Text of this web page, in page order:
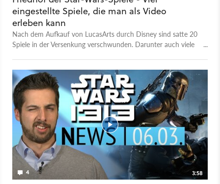
eingestellte Spiele, die man als Video
erleben kann
Nach dem Aufkauf von LucasArts durch Disney sind satte 20
Spiele in der Versenkung verschwunden. Darunter auch viele
DEN Klassiker unter den eingestellten Star-Wars-Spielen!
4
3:58